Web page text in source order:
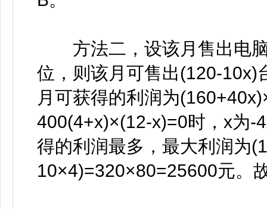
方法二，设该月售出电脑
位，则该月可售出(120-10x)
月可获得的利润为
400(4+x)×(12-x)=0时，x为-
得的利润最多，最大利润为
10×4)=320×80=25600元。